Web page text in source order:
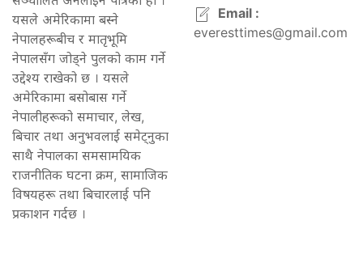
यसले अमेरिकामा बस्ने
नेपालहरूबीच र मातृभूमि
नेपालसँग जोड्ने पुलको काम गर्ने
उद्देश्य राखेको छ । यसले
अमेरिकामा बसोबास गर्ने
नेपालीहरूको समाचार, लेख,
बिचार तथा अनुभवलाई समेट्नुका
साथै नेपालका समसामयिक
राजनीतिक घटना क्रम, सामाजिक
विषयहरू तथा बिचारलाई पनि
प्रकाशन गर्दछ ।
Email :
everesttimes@gmail.com